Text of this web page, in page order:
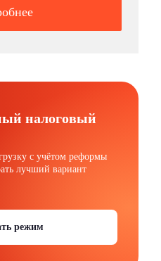
налоговый
с учётом реформы
лучший вариант
режим